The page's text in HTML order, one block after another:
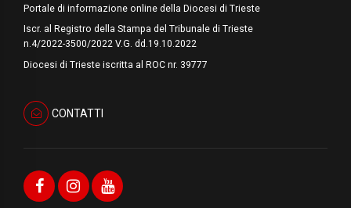
Portale di informazione online della Diocesi di Trieste
Iscr. al Registro della Stampa del Tribunale di Trieste
n.4/2022-3500/2022 V.G. dd.19.10.2022
Diocesi di Trieste iscritta al ROC nr. 39777
CONTATTI